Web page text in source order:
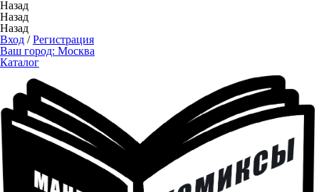
Назад
Назад
Назад
Вход /Регистрация
Ваш город: Москва
Каталог